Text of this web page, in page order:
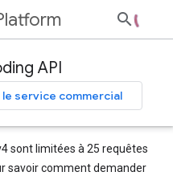
API
service commercial
sont limitées à 25 requêtes
savoir comment demander